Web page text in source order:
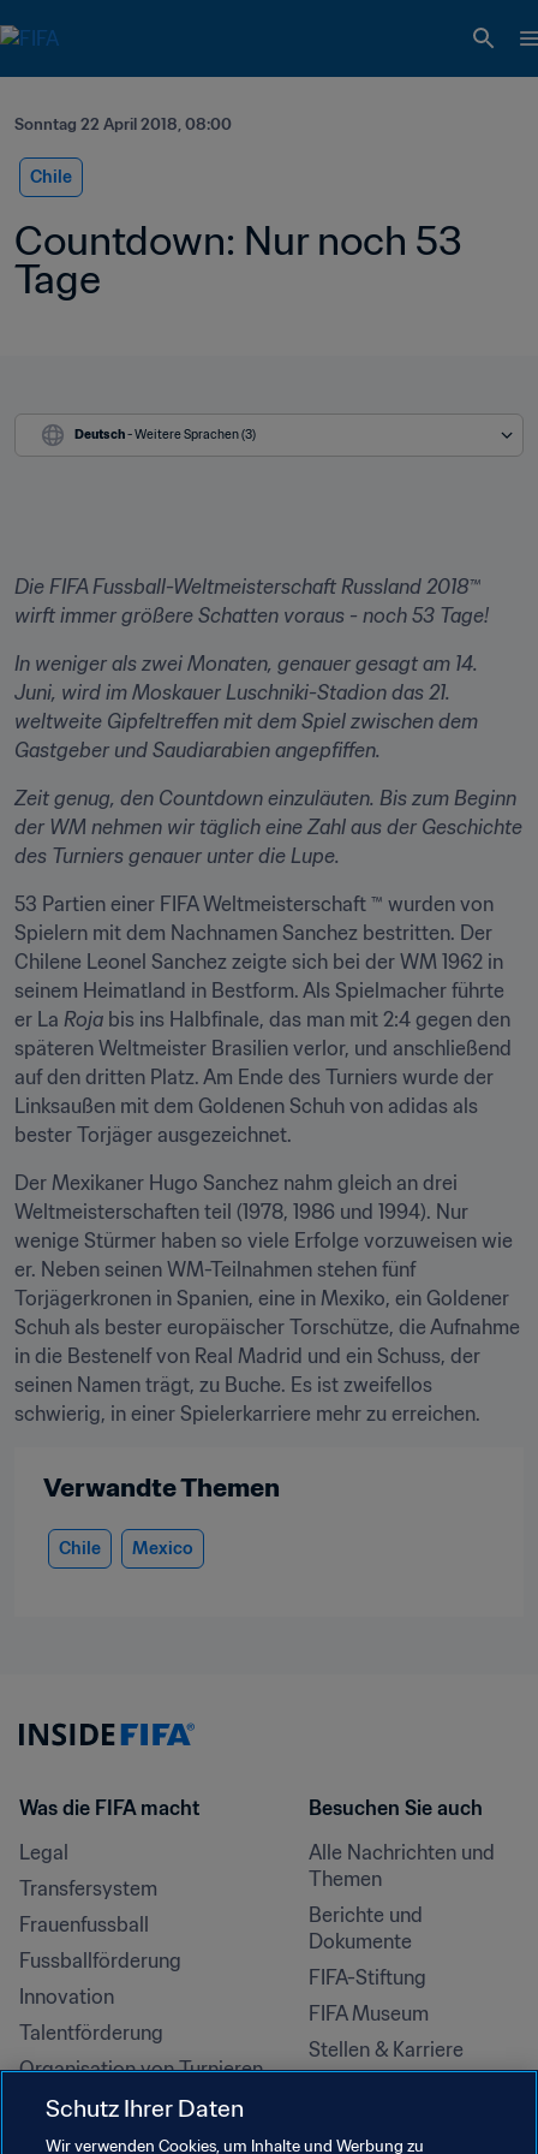
Sonntag 22 April 2018, 08:00
Chile
Countdown: Nur noch 53
Tage
Deutsch - Weitere Sprachen (3)
Die FIFA Fussball-Weltmeisterschaft Russland 2018™
wirft immer größere Schatten voraus - noch 53 Tage!
In weniger als zwei Monaten, genauer gesagt am 14.
Juni, wird im Moskauer Luschniki-Stadion das 21.
weltweite Gipfeltreffen mit dem Spiel zwischen dem
Gastgeber und Saudiarabien angepfiffen.
Zeit genug, den Countdown einzuläuten. Bis zum Beginn
der WM nehmen wir täglich eine Zahl aus der Geschichte
des Turniers genauer unter die Lupe.
53 Partien einer FIFA Weltmeisterschaft ™ wurden von
Spielern mit dem Nachnamen Sanchez bestritten. Der
Chilene Leonel Sanchez zeigte sich bei der WM 1962 in
seinem Heimatland in Bestform. Als Spielmacher führte
er La Roja bis ins Halbfinale, das man mit 2:4 gegen den
späteren Weltmeister Brasilien verlor, und anschließend
auf den dritten Platz. Am Ende des Turniers wurde der
Linksaußen mit dem Goldenen Schuh von adidas als
bester Torjäger ausgezeichnet.
Der Mexikaner Hugo Sanchez nahm gleich an drei
Weltmeisterschaften teil (1978, 1986 und 1994). Nur
wenige Stürmer haben so viele Erfolge vorzuweisen wie
er. Neben seinen WM-Teilnahmen stehen fünf
Torjägerkronen in Spanien, eine in Mexiko, ein Goldener
Schuh als bester europäischer Torschütze, die Aufnahme
in die Bestenelf von Real Madrid und ein Schuss, der
seinen Namen trägt, zu Buche. Es ist zweifellos
schwierig, in einer Spielerkarriere mehr zu erreichen.
Verwandte Themen
Chile Mexico
Was die FIFA macht
Legal
Transfersystem
Frauenfussball
Fussballförderung
Innovation
Talentförderung
Organisation von Turnieren
Nachhaltigkeit
Menschenrechte und
Besuchen Sie auch
Alle Nachrichten und
Themen
Berichte und
Dokumente
FIFA-Stiftung
FIFA Museum
Stellen & Karriere
Schutz Ihrer Daten
Wir verwenden Cookies, um Inhalte und Werbung zu